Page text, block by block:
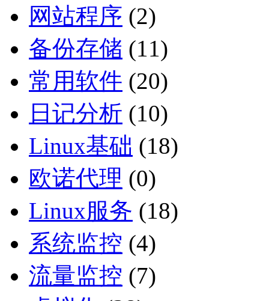
网站程序 (2)
备份存储 (11)
常用软件 (20)
日记分析 (10)
Linux基础 (18)
欧诺代理 (0)
Linux服务 (18)
系统监控 (4)
流量监控 (7)